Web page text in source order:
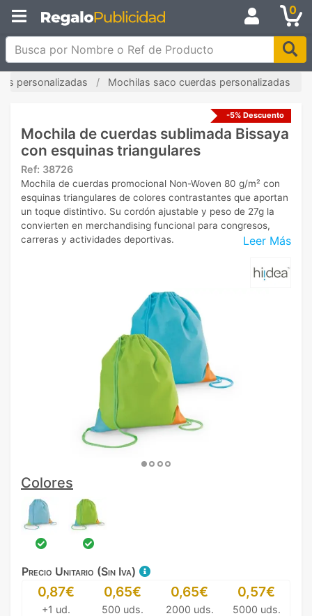
0
Busca por Nombre o Ref de Producto
personalizadas Mochilas saco cuerdas personalizadas
-5% Descuento
Mochila de cuerdas sublimada Bissaya
con esquinas triangulares
Ref: 38726
Leer Más
Mochila de cuerdas promocional Non-Woven 80 g/m² con
esquinas triangulares de colores contrastantes que aportan
un toque distintivo. Su cordón ajustable y peso de 27g la
convierten en merchandising funcional para congresos,
carreras y actividades deportivas.
Colores
Precio Unitario (Sin Iva)
0,87€
+1 ud.
0,65€
500 uds.
0,65€
2000 uds.
0,57€
5000 uds.